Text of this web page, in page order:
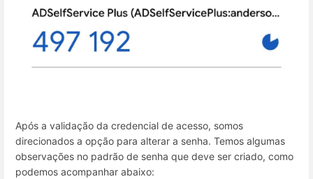
Após a validação da credencial de acesso, somos
direcionados a opção para alterar a senha. Temos algumas
observações no padrão de senha que deve ser criado, como
podemos acompanhar abaixo: